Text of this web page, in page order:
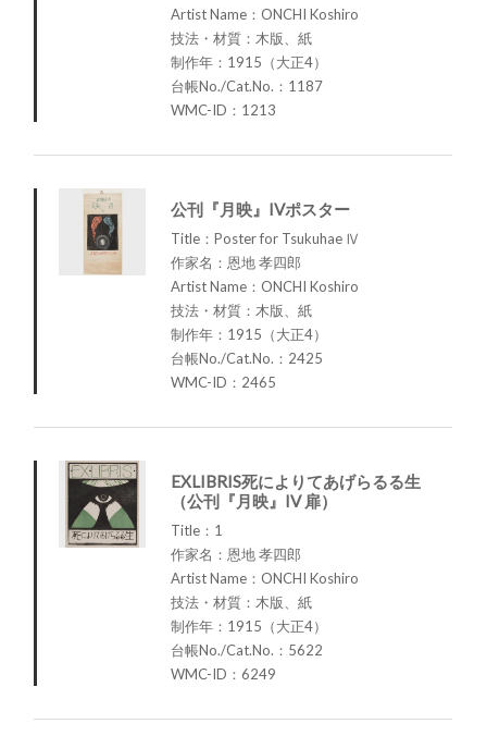
Artist Name：ONCHI Koshiro
技法・材質：木版、紙
制作年：1915（大正4）
台帳No./Cat.No.：1187
WMC-ID：1213
公刊『月映』IVポスター
Title：Poster for Tsukuhae Ⅳ
作家名：恩地 孝四郎
Artist Name：ONCHI Koshiro
技法・材質：木版、紙
制作年：1915（大正4）
台帳No./Cat.No.：2425
WMC-ID：2465
EXLIBRIS死によりてあげらるる生
（公刊『月映』IV 扉）
Title：1
作家名：恩地 孝四郎
Artist Name：ONCHI Koshiro
技法・材質：木版、紙
制作年：1915（大正4）
台帳No./Cat.No.：5622
WMC-ID：6249